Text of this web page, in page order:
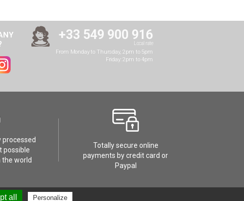
+33 549 900 916
Local rate
From Monday to Thursday, 2pm to 5pm
Friday: 2pm to 4pm
processed
possible
the world
Totally secure online
payments by credit card or
Paypal
all Personalize